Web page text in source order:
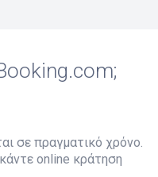
σε πραγματικό χρόνο.
online κράτηση